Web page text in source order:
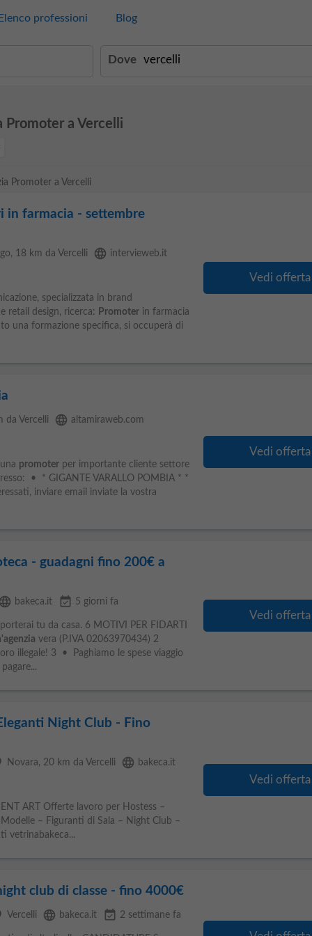
professioni Blog
Dove
a Vercelli
Promoter a Vercelli
in farmacia - settembre
, 18 km da Vercelli language intervieweb.it
specializzata in brand
retail design, ricerca:
Promoterin farmacia
una formazione specifica, si occuperà di
Vedi offerta
da Vercelli language altamiraweb.com
promoterper importante cliente settore
• * GIGANTE VARALLO POMBIA * *
inviare email inviate la vostra
Vedi offerta
- guadagni fino 200€ a
bakeca.it event_available 5 giorni fa
tu da casa. 6 MOTIVI PER FIDARTI
vera (P.IVA 02063970434) 2
illegale! 3 • Paghiamo le spese viaggio
Vedi offerta
Night Club - Fino
Novara, 20 km da Vercelli language bakeca.it
ART Offerte lavoro per Hostess –
– Figuranti di Sala – Night Club –
vetrinabakeca...
Vedi offerta
club di classe - fino 4000€
Vercelli language bakeca.it event_available 2 settimane fa